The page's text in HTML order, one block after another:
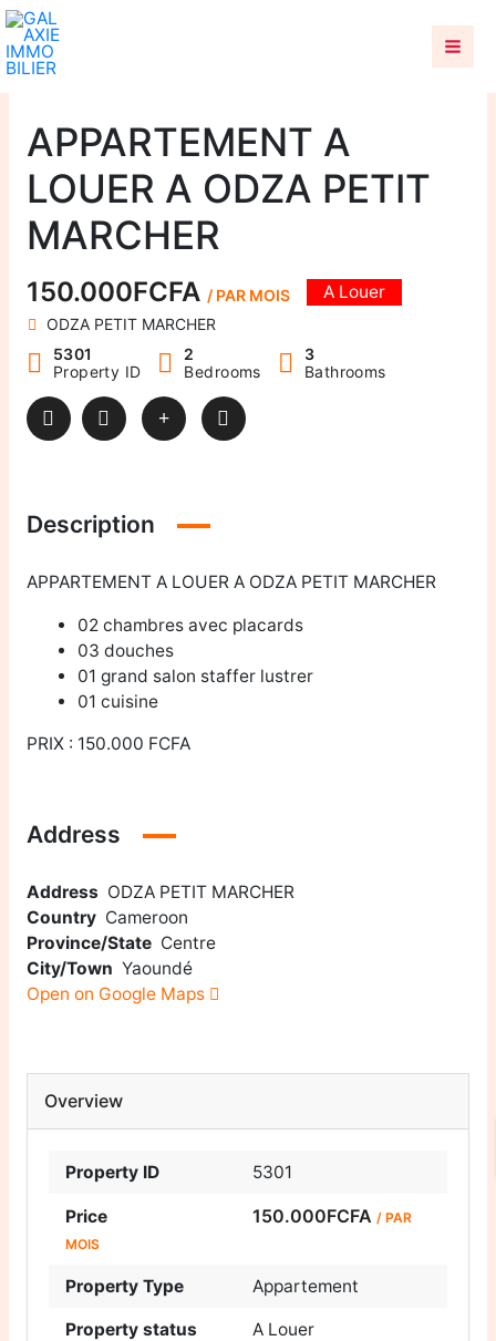
Aller
contenu
APPARTEMENT A
LOUER A ODZA PETIT
MARCHER
150.000FCFA / PAR MOIS A Louer
ODZA PETIT MARCHER
5301
Property ID
2
Bedrooms
3
Bathrooms
Description
APPARTEMENT A LOUER A ODZA PETIT MARCHER
02 chambres avec placards
03 douches
01 grand salon staffer lustrer
01 cuisine
PRIX : 150.000 FCFA
Address
Address ODZA PETIT MARCHER
Country Cameroon
Province/State Centre
City/Town Yaoundé
Open on Google Maps
Overview
Property ID 5301
Price 150.000FCFA / PAR
MOIS
Property Type Appartement
Property status A Louer